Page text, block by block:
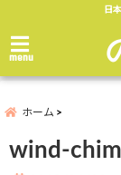
日
menu
ホーム
wind-